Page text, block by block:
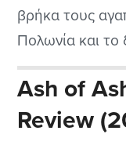
βρήκα τους
Πολωνία και το
Eternal War
Η μπάντα
συμφωνικού
γυναικείων
Ash of
Review